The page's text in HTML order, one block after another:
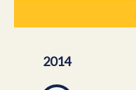
2014